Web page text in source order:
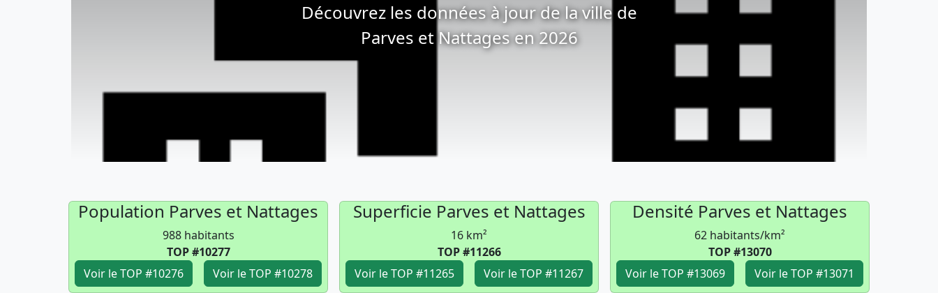
Découvrez les données à jour de la ville de
Parves et Nattages en 2026
Population Parves et Nattages
988 habitants
TOP #10277
Voir le TOP #10276
Voir le TOP #10278
Superficie Parves et Nattages
16 km²
TOP #11266
Voir le TOP #11265
Voir le TOP #11267
Densité Parves et Nattages
62 habitants/km²
TOP #13070
Voir le TOP #13069
Voir le TOP #13071